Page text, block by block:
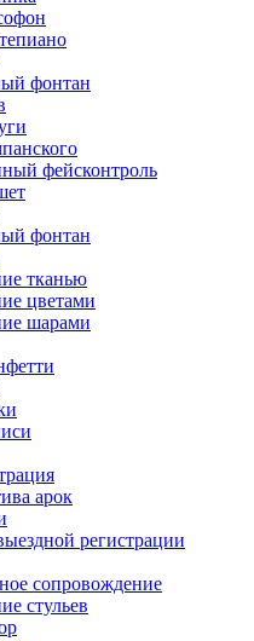
фонтан
фейсконтроль
фонтан
тканью
цветами
шарами
арок
регистрации
сопровождение
стульев